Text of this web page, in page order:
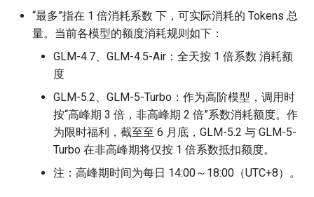
“最多”指在 1 倍消耗系数 下，可实际消耗的 Tokens 总
量。当前各模型的额度消耗规则如下：
GLM-4.7、GLM-4.5-Air：全天按 1 倍系数 消耗额
度
GLM-5.2、GLM-5-Turbo：作为高阶模型，调用时
按“高峰期 3 倍，非高峰期 2 倍”系数消耗额度。作
为限时福利，截至至 6 月底，GLM-5.2 与 GLM-5-
Turbo 在非高峰期将仅按 1 倍系数抵扣额度。
注：高峰期时间为每日 14:00～18:00（UTC+8）。